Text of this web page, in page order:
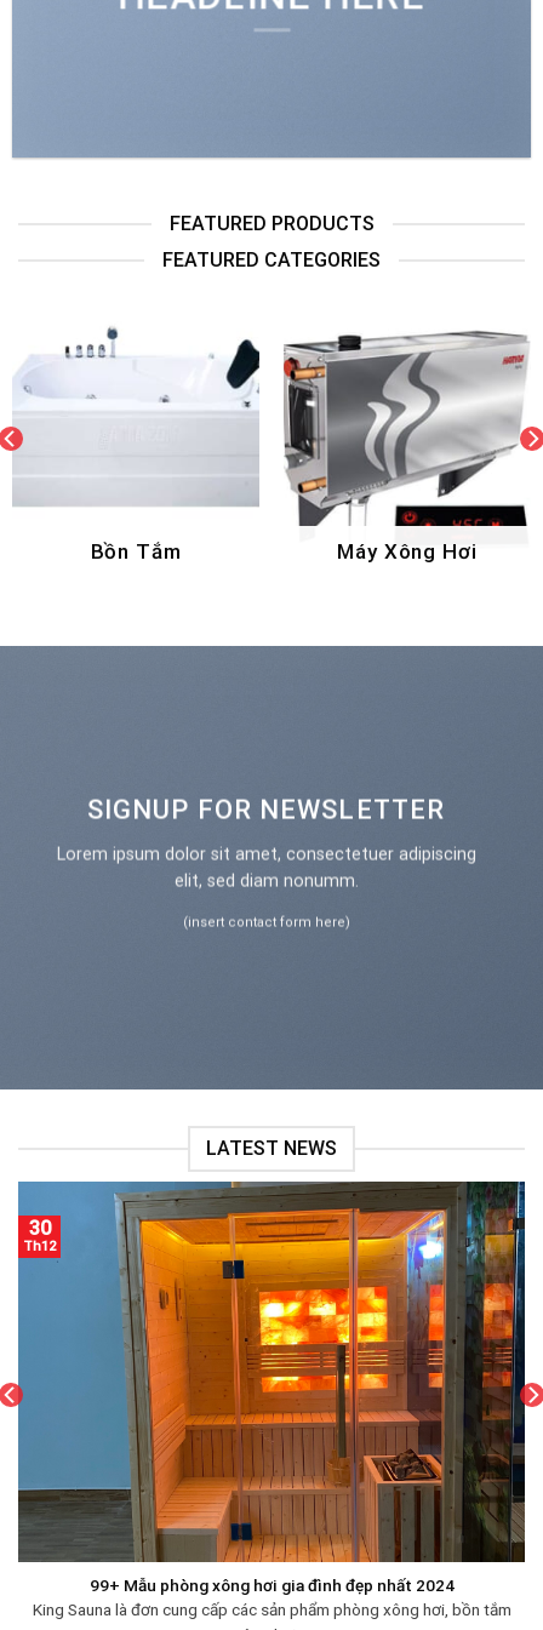
FEATURED PRODUCTS
FEATURED CATEGORIES
Bồn Tắm Máy Xông Hơi
SIGNUP FOR NEWSLETTER
Lorem ipsum dolor sit amet, consectetuer adipiscing
elit, sed diam nonumm.
(insert contact form here)
LATEST NEWS
99+ Mẫu phòng xông hơi gia đình đẹp nhất 2024
King Sauna là đơn cung cấp các sản phẩm phòng xông hơi, bồn tắm
30
Th12